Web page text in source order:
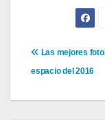
de
Las mejores
espacio del 2016